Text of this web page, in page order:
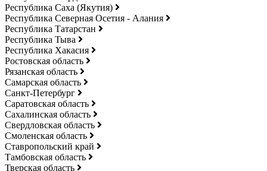
Республика Саха (Якутия)
Республика Северная Осетия - Алания
Республика Татарстан
Республика Тыва
Республика Хакасия
Ростовская область
Рязанская область
Самарская область
Санкт-Петербург
Саратовская область
Сахалинская область
Свердловская область
Смоленская область
Ставропольский край
Тамбовская область
Тверская область